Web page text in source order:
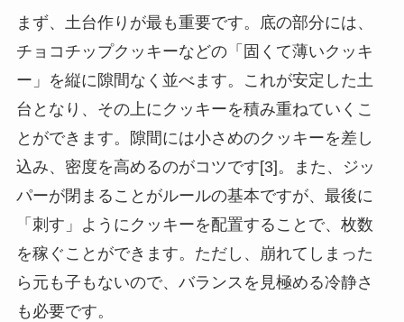
まず、土台作りが最も重要です。底の部分には、
チョコチップクッキーなどの「固くて薄いクッキ
ー」を縦に隙間なく並べます。これが安定した土
台となり、その上にクッキーを積み重ねていくこ
とができます。隙間には小さめのクッキーを差し
込み、密度を高めるのがコツです[3]。また、ジッ
パーが閉まることがルールの基本ですが、最後に
「刺す」ようにクッキーを配置することで、枚数
を稼ぐことができます。ただし、崩れてしまった
ら元も子もないので、バランスを見極める冷静さ
も必要です。